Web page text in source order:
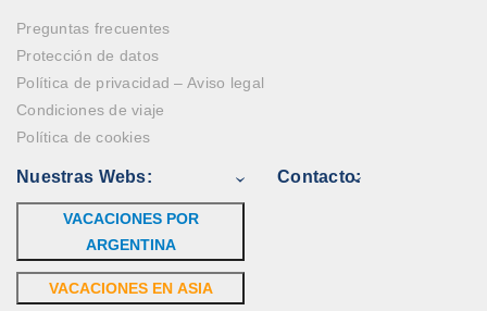
Preguntas frecuentes
Protección de datos
Política de privacidad – Aviso legal
Condiciones de viaje
Política de cookies
Nuestras Webs:
VACACIONES POR
ARGENTINA
VACACIONES EN ASIA
Contacto: